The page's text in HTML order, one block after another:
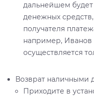
дальнейшем
денежных
получателя
например, Иванов
осуществляется
Возврат наличными
Приходите в